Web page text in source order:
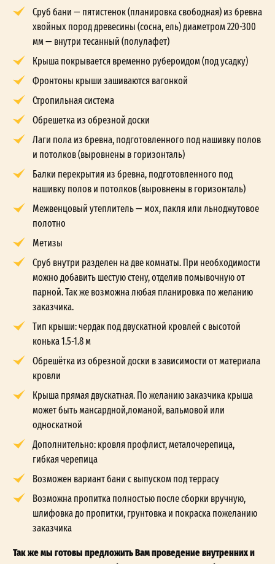
Сруб бани — пятистенок (планировка свободная) из бревна
хвойных пород древесины (сосна, ель) диаметром 220-300
мм — внутри тесанный (полулафет)
Крыша покрывается временно рубероидом (под усадку)
Фронтоны крыши зашиваются вагонкой
Стропильная система
Обрешетка из обрезной доски
Лаги пола из бревна, подготовленного под нашивку полов
и потолков (выровнены в горизонталь)
Балки перекрытия из бревна, подготовленного под
нашивку полов и потолков (выровнены в горизонталь)
Межвенцовый утеплитель — мох, пакля или льноджутовое
полотно
Метизы
Сруб внутри разделен на две комнаты. При необходимости
можно добавить шестую стену, отделив помывочную от
парной. Так же возможна любая планировка по желанию
заказчика.
Тип крыши: чердак под двускатной кровлей с высотой
конька 1.5-1.8 м
Обрешётка из обрезной доски в зависимости от материала
кровли
Крыша прямая двускатная. По желанию заказчика крыша
может быть мансардной,ломаной, вальмовой или
односкатной
Дополнительно: кровля профлист, металочерепица,
гибкая черепица
Возможен вариант бани с выпуском под террасу
Возможна пропитка полностью после сборки вручную,
шлифовка до пропитки, грунтовка и покраска пожеланию
заказчика
Так же мы готовы предложить Вам проведение внутренних и